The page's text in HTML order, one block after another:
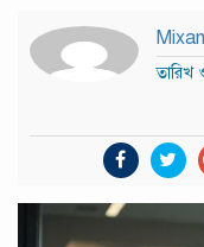
Mixan
তারিখ